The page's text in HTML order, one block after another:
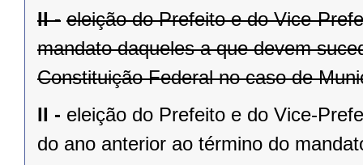
II - eleição do Prefeito e do Vice-
mandato daqueles a que devem
Constituição Federal no caso de
II - eleição do Prefeito e do Vice-
do ano anterior ao término do